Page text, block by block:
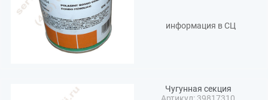
информация в СЦ
Чугунная секция